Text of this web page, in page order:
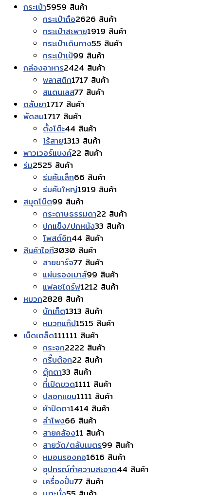
กระเป๋า5959 สินค้า
กระเป๋าถือ2626 สินค้า
กระเป๋าสะพาย1919 สินค้า
กระเป๋าเดินทาง55 สินค้า
กระเป๋าเป้99 สินค้า
กล่องอาหาร2424 สินค้า
พลาสติก1717 สินค้า
สแตนเลส77 สินค้า
ตลับยา1717 สินค้า
พัดลม1717 สินค้า
ตั้งโต๊ะ44 สินค้า
ไร้สาย1313 สินค้า
พาวเวอร์แบงค์22 สินค้า
ร่ม2525 สินค้า
ร่มคันเล็ก66 สินค้า
ร่มคันใหญ่1919 สินค้า
สมุดโน๊ต99 สินค้า
กระดาษธรรมดา22 สินค้า
ปกแข็ง/ปกหนัง33 สินค้า
โพสต์อิท44 สินค้า
สินค้าไอที3030 สินค้า
สายชาร์จ77 สินค้า
แผ่นรองเมาส์99 สินค้า
แฟลชไดร์ฟ1212 สินค้า
หมวก2828 สินค้า
บักเก็ต1313 สินค้า
หมวกแก๊ป1515 สินค้า
เบ็ดเตล็ด111111 สินค้า
กระจก2222 สินค้า
กริ๊บต๊อก22 สินค้า
ตุ๊กตา33 สินค้า
ที่เปิดขวด1111 สินค้า
ปลอกแขน1111 สินค้า
ผ้าปิดตา1414 สินค้า
ลำโพง66 สินค้า
สายคล้อง11 สินค้า
สายวัด/ตลับเมตร99 สินค้า
หมอนรองคอ1616 สินค้า
อุปกรณ์ทำความสะอาด44 สินค้า
เครื่องปั่น77 สินค้า